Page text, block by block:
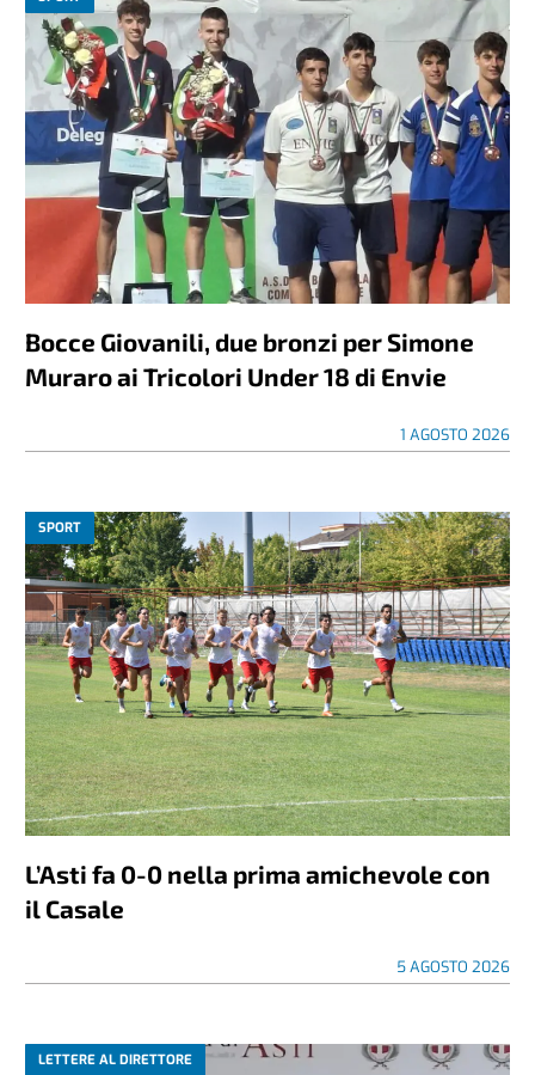
Bocce Giovanili, due bronzi per Simone
Muraro ai Tricolori Under 18 di Envie
1 AGOSTO 2026
SPORT
L’Asti fa 0-0 nella prima amichevole con
il Casale
5 AGOSTO 2026
LETTERE AL DIRETTORE